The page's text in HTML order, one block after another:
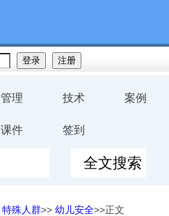
管理 技术 案例
课件 签到
特殊人群>> 幼儿安全>>正文